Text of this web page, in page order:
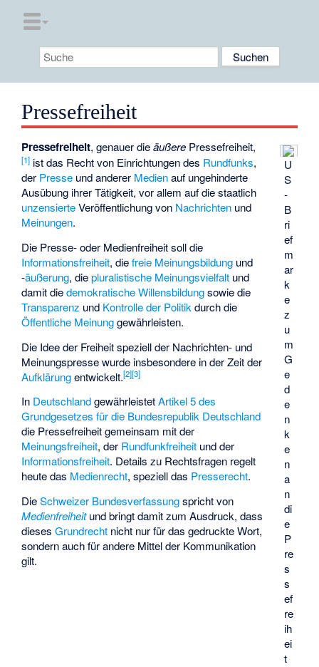
Pressefreiheit
U
S
-
B
ri
ef
m
ar
k
e
z
u
m
G
e
d
e
n
k
e
n
a
n
di
e
P
re
s
s
ef
re
ih
ei
t
Pressefreiheit, genauer dieäußere Pressefreiheit,
[1] ist das Recht von Einrichtungen des Rundfunks,
der Presse und anderer Medienauf ungehinderte
Ausübung ihrer Tätigkeit, vor allem auf die staatlich
unzensierteVeröffentlichung von Nachrichten und
Meinungen.
Die Presse- oder Medienfreiheit soll die
Informationsfreiheit, diefreie Meinungsbildung und
-äußerung, diepluralistische Meinungsvielfalt und
damit diedemokratische Willensbildungsowie die
Transparenz und Kontrolle der Politik durch die
Öffentliche Meinunggewährleisten.
Die Idee der Freiheit speziell der Nachrichten- und
Meinungspresse wurde insbesondere in der Zeit der
Aufklärungentwickelt.[2][3]
In DeutschlandgewährleistetArtikel 5 des
Grundgesetzes für die Bundesrepublik Deutschland
die Pressefreiheit gemeinsam mit der
Meinungsfreiheit, der Rundfunkfreiheit und der
Informationsfreiheit. Details zu Rechtsfragen regelt
heute das Medienrecht, speziell das Presserecht.
DieSchweizer Bundesverfassungspricht von
Medienfreiheitund bringt damit zum Ausdruck, dass
diesesGrundrecht nicht nur für das gedruckte Wort,
sondern auch für andere Mittel der Kommunikation
gilt.